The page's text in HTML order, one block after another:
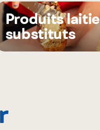
Produits
substituts